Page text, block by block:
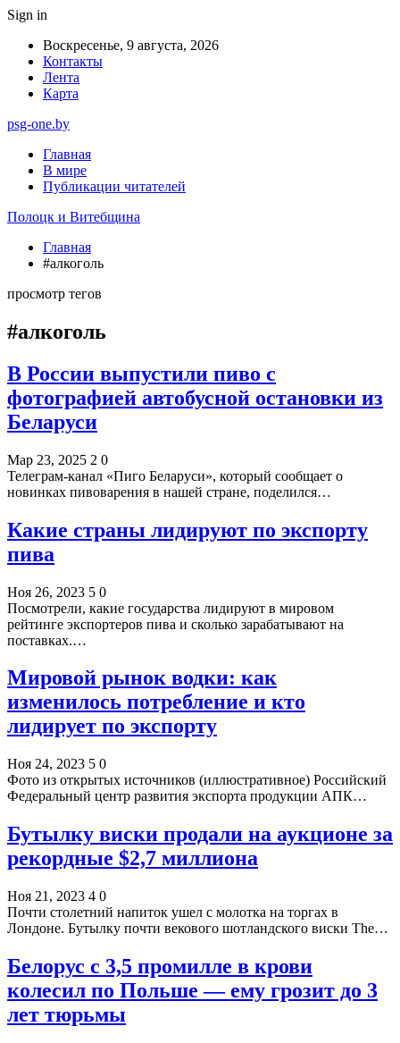
Sign in
Воскресенье, 9 августа, 2026
Контакты
Лента
Карта
psg-one.by
Главная
В мире
Публикации читателей
Полоцк и Витебщина
Главная
#алкоголь
просмотр тегов
#алкоголь
В России выпустили пиво с
фотографией автобусной остановки из
Беларуси
Мар 23, 2025 2 0
Телеграм-канал «Пиго Беларуси», который сообщает о
новинках пивоварения в нашей стране, поделился…
Какие страны лидируют по экспорту
пива
Ноя 26, 2023 5 0
Посмотрели, какие государства лидируют в мировом
рейтинге экспортеров пива и сколько зарабатывают на
поставках.…
Мировой рынок водки: как
изменилось потребление и кто
лидирует по экспорту
Ноя 24, 2023 5 0
Фото из открытых источников (иллюстративное) Российский
Федеральный центр развития экспорта продукции АПК…
Бутылку виски продали на аукционе за
рекордные $2,7 миллиона
Ноя 21, 2023 4 0
Почти столетний напиток ушел с молотка на торгах в
Лондоне. Бутылку почти векового шотландского виски The…
Белорус с 3,5 промилле в крови
колесил по Польше — ему грозит до 3
лет тюрьмы